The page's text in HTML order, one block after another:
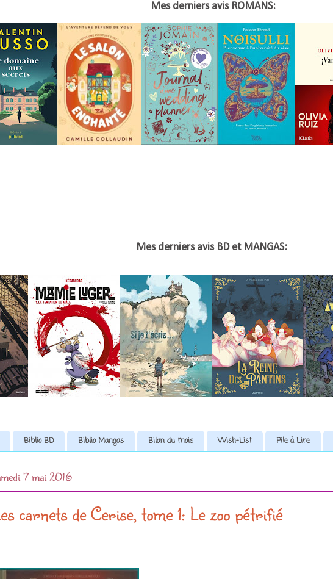
Mes derniers avis ROMANS:
Mes derniers avis BD et MANGAS:
Biblio BD Biblio Mangas Bilan du mois Wish-List Pile à Lire
7 mai 2016
carnets de Cerise, tome 1: Le zoo pétrifié